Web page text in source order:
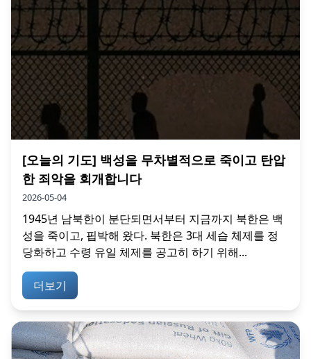
[오늘의 기도] 백성을 무차별적으로 죽이고 탄압
한 죄악을 회개합니다
2026-05-04
1945년 남북한이 분단되면서부터 지금까지 북한은 백
성을 죽이고, 핍박해 왔다. 북한은 3대 세습 체제를 정
당화하고 수령 유일 체제를 공고히 하기 위해...
더보기